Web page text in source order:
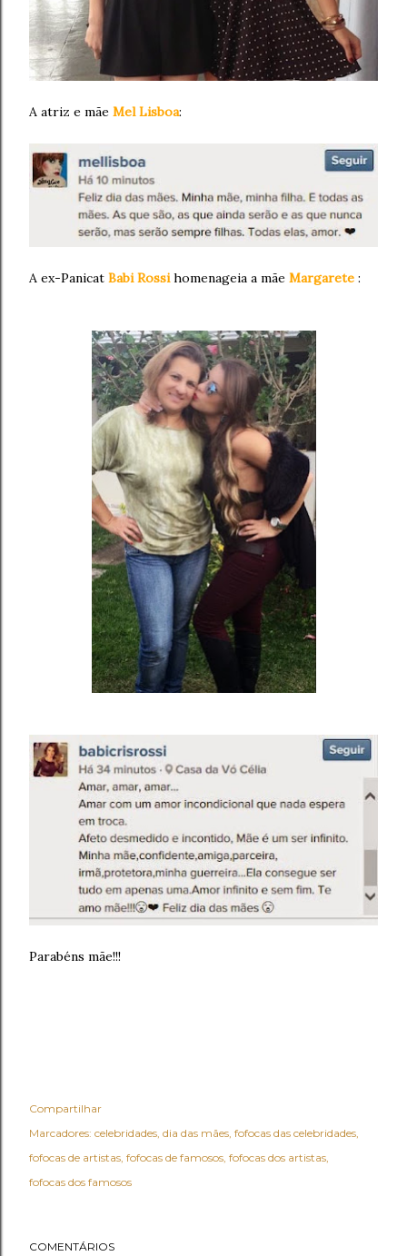
A atriz e mãe Mel Lisboa:
A ex-Panicat Babi Rossihomenageia a mãe Margarete :
Parabéns mãe!!!
Compartilhar
Marcadores: celebridades dia das mães fofocas das celebridades
fofocas de artistas fofocas de famosos fofocas dos artistas
fofocas dos famosos
COMENTÁRIOS